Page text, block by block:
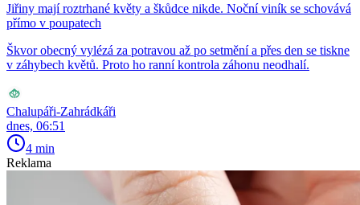
Jiřiny mají roztrhané květy a škůdce nikde. Noční viník se schovává
přímo v poupatech
Škvor obecný vylézá za potravou až po setmění a přes den se tiskne
v záhybech květů. Proto ho ranní kontrola záhonu neodhalí.
Chalupáři-Zahrádkáři
dnes, 06:51
4 min
Reklama